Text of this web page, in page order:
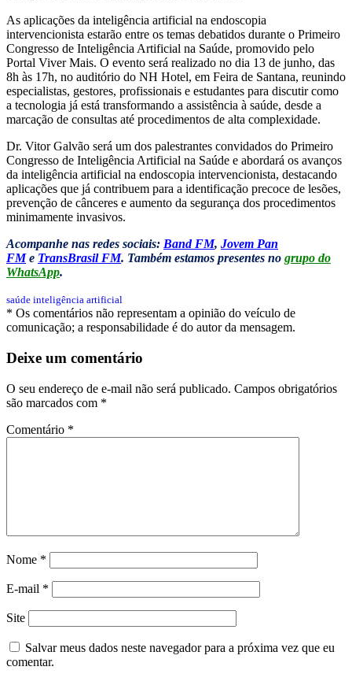
As aplicações da inteligência artificial na endoscopia
intervencionista estarão entre os temas debatidos durante o Primeiro
Congresso de Inteligência Artificial na Saúde, promovido pelo
Portal Viver Mais. O evento será realizado no dia 13 de junho, das
8h às 17h, no auditório do NH Hotel, em Feira de Santana, reunindo
especialistas, gestores, profissionais e estudantes para discutir como
a tecnologia já está transformando a assistência à saúde, desde a
marcação de consultas até procedimentos de alta complexidade.
Dr. Vitor Galvão será um dos palestrantes convidados do Primeiro
Congresso de Inteligência Artificial na Saúde e abordará os avanços
da inteligência artificial na endoscopia intervencionista, destacando
aplicações que já contribuem para a identificação precoce de lesões,
prevenção de cânceres e aumento da segurança dos procedimentos
minimamente invasivos.
Acompanhe nas redes sociais: Band FM, Jovem Pan
FMe TransBrasil FM. Também estamos presentes no grupo do
WhatsApp.
saúde inteligência artificial
* Os comentários não representam a opinião do veículo de
comunicação; a responsabilidade é do autor da mensagem.
Deixe um comentário
O seu endereço de e-mail não será publicado. Campos obrigatórios
são marcados com *
Comentário *
Nome *
E-mail *
Site
Salvar meus dados neste navegador para a próxima vez que eu
comentar.